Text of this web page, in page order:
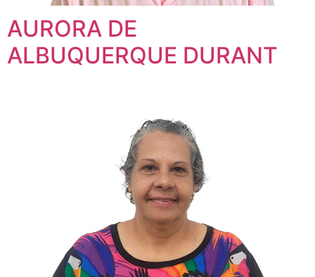
AURORA DE
ALBUQUERQUE DURANT